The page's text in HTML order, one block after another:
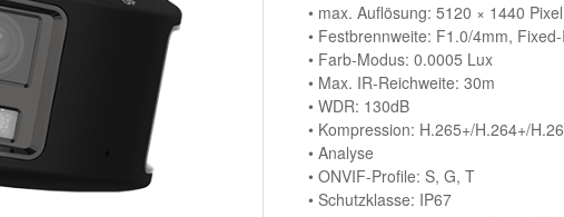
• max. Auflösung: 5120 × 1440 Pixel
• Festbrennweite: F1.0/4mm,
• Farb-Modus: 0.0005 Lux
• Max. IR-Reichweite: 30m
• WDR: 130dB
• Kompression: H.265+/H.264+/
• Analyse
• ONVIF-Profile: S, G, T
• Schutzklasse: IP67